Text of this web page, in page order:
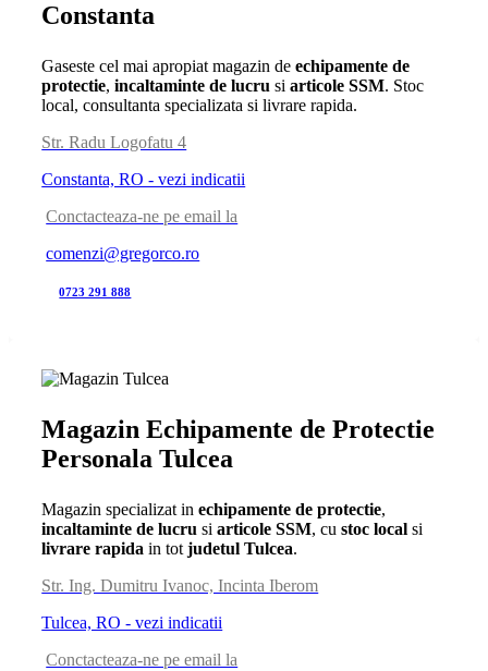
Constanta
Gaseste cel mai apropiat magazin deechipamente de
protectie,incaltaminte de lucru siarticole SSM. Stoc
local, consultanta specializata si livrare rapida.
Str. Radu Logofatu 4
Constanta, RO - vezi indicatii
Conctacteaza-ne pe email la
comenzi@gregorco.ro
0723 291 888
Magazin Echipamente de Protectie
Personala Tulcea
Magazin specializat inechipamente de protectie,
incaltaminte de lucru siarticole SSM, cu stoc local si
livrare rapida in totjudetul Tulcea.
Str. Ing. Dumitru Ivanoc, Incinta Iberom
Tulcea, RO - vezi indicatii
Conctacteaza-ne pe email la